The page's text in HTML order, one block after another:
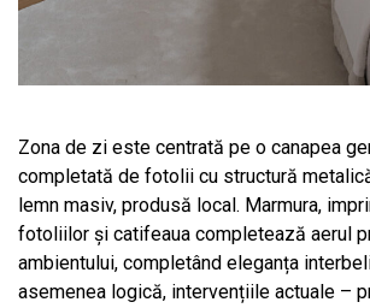
Zona de zi este centrată pe o canapea
completată de fotolii cu structură
lemn masiv, produsă local. Marmura,
fotoliilor și catifeaua completează aerul
ambientului, completând eleganța
asemenea logică, intervențiile actuale –